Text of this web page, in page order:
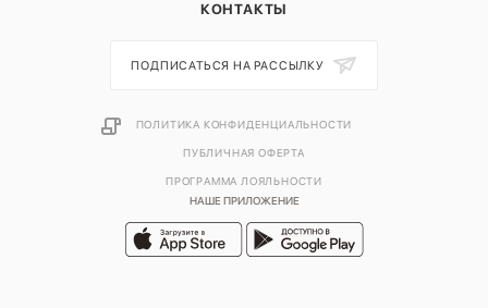
КОНТАКТЫ
НАШЕ ПРИЛОЖЕНИЕ
ПОДПИСАТЬСЯ НА РАССЫЛКУ
ПОЛИТИКА КОНФИДЕНЦИАЛЬНОСТИ
ПУБЛИЧНАЯ ОФЕРТА
ПРОГРАММА ЛОЯЛЬНОСТИ